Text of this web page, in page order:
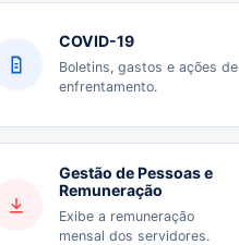
COVID-19
Boletins, gastos e ações de
enfrentamento.
Gestão de Pessoas e
Remuneração
Exibe a remuneração
mensal dos servidores.